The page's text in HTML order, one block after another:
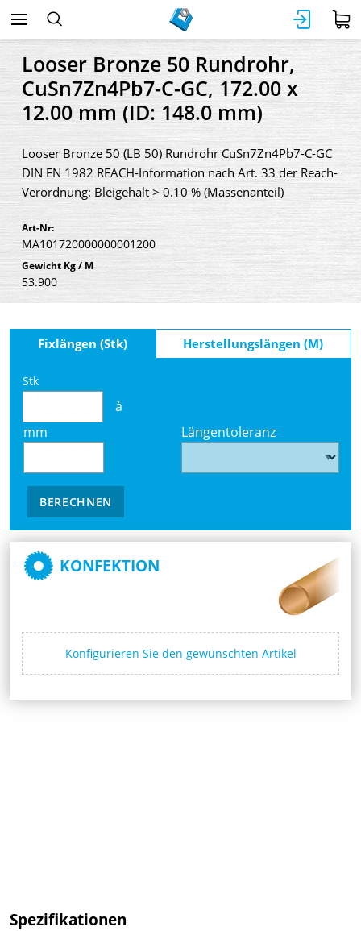
Looser Bronze 50 Rundrohr,
CuSn7Zn4Pb7-C-GC, 172.00 x
12.00 mm (ID: 148.0 mm)
Looser Bronze 50 (LB 50) Rundrohr CuSn7Zn4Pb7-C-GC
DIN EN 1982 REACH-Information nach Art. 33 der Reach-
Verordnung: Bleigehalt > 0.10 % (Massenanteil)
Art-Nr:
MA101720000000001200
Gewicht Kg / M
53.900
Fixlängen (Stk) Herstellungslängen (M)
Stk
à
mm
Längentoleranz
BERECHNEN
KONFEKTION
Konfigurieren Sie den gewünschten Artikel
Spezifikationen